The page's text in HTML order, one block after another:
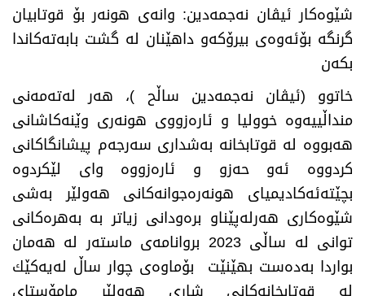
شێوه‌كار ئیڤان نه‌جمه‌دین: وانه‌ی هونه‌ر بۆ قوتابیان
گرنگه‌ بۆئه‌وه‌ی بیرۆكه‌و داهێنان له‌ گشت بابه‌ته‌كاندا
بكه‌ن
خاتوو (ئیڤان نه‌جمه‌دین ساڵح )، هه‌ر له‌ته‌مه‌نی
منداڵییه‌وه‌ خوولیا و ئاره‌زووی هونه‌ری وێنه‌كاشانی
هه‌بووه‌ له‌ قوتابخانه‌ به‌شداری سه‌رجه‌م پیشانگاكانی
كردووه‌ ئه‌و حه‌زو و ئاره‌زووه‌ وای لێكردوه‌
بچێته‌ئه‌كادیمیای هونه‌ره‌جوانه‌كانی هه‌ولێر به‌شی
شێوه‌كاری هه‌رله‌پێناو بره‌ودانی زیاتر به‌ به‌هره‌كانی
توانی له‌ ساڵی 2023 بروانامه‌ی ماسته‌ر له‌ هه‌مان
بواردا به‌ده‌ست بهێنێت بۆماوه‌ی چوار ساڵ له‌یه‌كێك